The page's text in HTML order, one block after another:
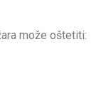
može oštetiti: